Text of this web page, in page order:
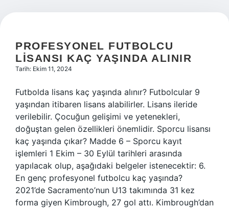
PROFESYONEL FUTBOLCU
LISANSI KAÇ YAŞINDA ALINIR
Tarih: Ekim 11, 2024
Futbolda lisans kaç yaşında alınır? Futbolcular 9
yaşından itibaren lisans alabilirler. Lisans ileride
verilebilir. Çocuğun gelişimi ve yetenekleri,
doğuştan gelen özellikleri önemlidir. Sporcu lisansı
kaç yaşında çıkar? Madde 6 – Sporcu kayıt
işlemleri 1 Ekim – 30 Eylül tarihleri ​​arasında
yapılacak olup, aşağıdaki belgeler istenecektir: 6.
En genç profesyonel futbolcu kaç yaşında?
2021’de Sacramento’nun U13 takımında 31 kez
forma giyen Kimbrough, 27 gol attı. Kimbrough’dan